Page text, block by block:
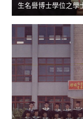
生名譽博士學位之學